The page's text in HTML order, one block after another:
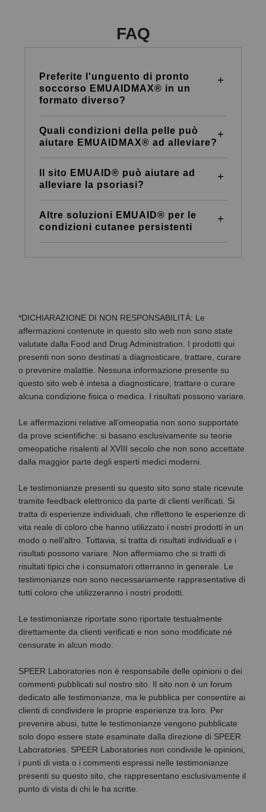
FAQ
Preferite l'unguento di pronto
soccorso EMUAIDMAX® in un
formato diverso?
Quali condizioni della pelle può
aiutare EMUAIDMAX® ad alleviare?
Il sito EMUAID® può aiutare ad
alleviare la psoriasi?
Altre soluzioni EMUAID® per le
condizioni cutanee persistenti
*DICHIARAZIONE DI NON RESPONSABILITÀ: Le
affermazioni contenute in questo sito web non sono state
valutate dalla Food and Drug Administration. I prodotti qui
presenti non sono destinati a diagnosticare, trattare, curare
o prevenire malattie. Nessuna informazione presente su
questo sito web è intesa a diagnosticare, trattare o curare
alcuna condizione fisica o medica. I risultati possono variare.
Le affermazioni relative all’omeopatia non sono supportate
da prove scientifiche: si basano esclusivamente su teorie
omeopatiche risalenti al XVIII secolo che non sono accettate
dalla maggior parte degli esperti medici moderni.
Le testimonianze presenti su questo sito sono state ricevute
tramite feedback elettronico da parte di clienti verificati. Si
tratta di esperienze individuali, che riflettono le esperienze di
vita reale di coloro che hanno utilizzato i nostri prodotti in un
modo o nell’altro. Tuttavia, si tratta di risultati individuali e i
risultati possono variare. Non affermiamo che si tratti di
risultati tipici che i consumatori otterranno in generale. Le
testimonianze non sono necessariamente rappresentative di
tutti coloro che utilizzeranno i nostri prodotti.
Le testimonianze riportate sono riportate testualmente
direttamente da clienti verificati e non sono modificate né
censurate in alcun modo.
SPEER Laboratories non è responsabile delle opinioni o dei
commenti pubblicati sul nostro sito. Il sito non è un forum
dedicato alle testimonianze, ma le pubblica per consentire ai
clienti di condividere le proprie esperienze tra loro. Per
prevenire abusi, tutte le testimonianze vengono pubblicate
solo dopo essere state esaminate dalla direzione di SPEER
Laboratories. SPEER Laboratories non condivide le opinioni,
i punti di vista o i commenti espressi nelle testimonianze
presenti su questo sito, che rappresentano esclusivamente il
punto di vista di chi le ha scritte.